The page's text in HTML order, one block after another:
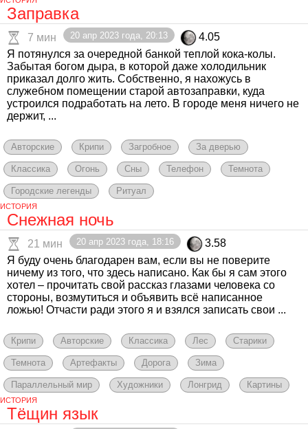
Заправка
7 мин 20 апр 2023 года, 20:13
4.05
Я потянулся за очередной банкой теплой кока-колы.
Забытая богом дыра, в которой даже холодильник
приказал долго жить. Собственно, я нахожусь в
служебном помещении старой автозаправки, куда
устроился подработать на лето. В городе меня ничего не
держит, ...
Авторские Крипи Загробное За дверью
Классика Огонь Сны Телефон Темнота
Городские легенды Ритуал
ИСТОРИЯ
Снежная ночь
21 мин 20 апр 2023 года, 18:16
3.58
Я буду очень благодарен вам, если вы не поверите
ничему из того, что здесь написано. Как бы я сам этого
хотел – прочитать свой рассказ глазами человека со
стороны, возмутиться и объявить всё написанное
ложью! Отчасти ради этого я и взялся записать свои ...
Крипи Авторские Классика Лес Старики
Темнота Артефакты Дорога Зима
Параллельный мир Художники Лонгрид Картины
ИСТОРИЯ
Тёщин язык